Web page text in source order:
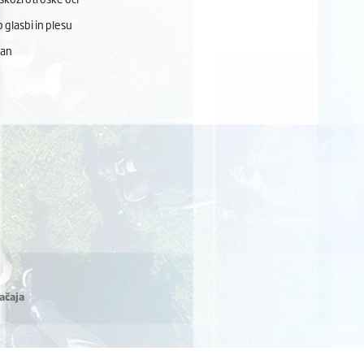
glasbi in plesu